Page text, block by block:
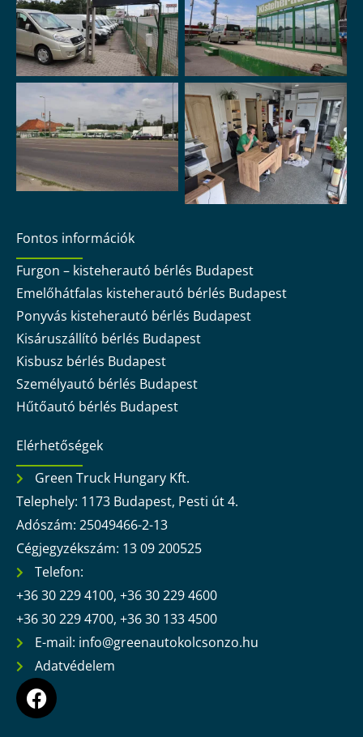
Fontos információk
Furgon – kisteherautó bérlés Budapest
Emelőhátfalas kisteherautó bérlés Budapest
Ponyvás kisteherautó bérlés Budapest
Kisáruszállító bérlés Budapest
Kisbusz bérlés Budapest
Személyautó bérlés Budapest
Hűtőautó bérlés Budapest
Elérhetőségek
Green Truck Hungary Kft.
Telephely: 1173 Budapest, Pesti út 4.
Adószám: 25049466-2-13
Cégjegyzékszám: 13 09 200525
Telefon:
+36 30 229 4100, +36 30 229 4600
+36 30 229 4700, +36 30 133 4500
E-mail: info@greenautokolcsonzo.hu
Adatvédelem
F
a
c